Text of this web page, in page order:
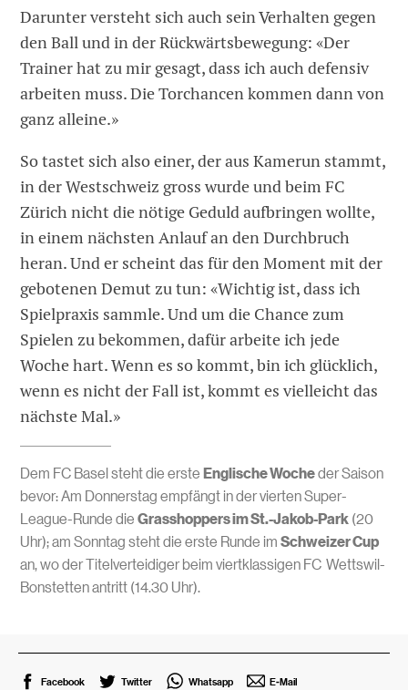
Darunter versteht sich auch sein Verhalten gegen
den Ball und in der Rückwärtsbewegung: «Der
Trainer hat zu mir gesagt, dass ich auch defensiv
arbeiten muss. Die Torchancen kommen dann von
ganz alleine.»
So tastet sich also einer, der aus Kamerun stammt,
in der Westschweiz gross wurde und beim FC
Zürich nicht die nötige Geduld aufbringen wollte,
in einem nächsten Anlauf an den Durchbruch
heran. Und er scheint das für den Moment mit der
gebotenen Demut zu tun: «Wichtig ist, dass ich
Spielpraxis sammle. Und um die Chance zum
Spielen zu bekommen, dafür arbeite ich jede
Woche hart. Wenn es so kommt, bin ich glücklich,
wenn es nicht der Fall ist, kommt es vielleicht das
nächste Mal.»
Dem FC Basel steht die ersteEnglische Wocheder Saison
bevor: Am Donnerstag empfängt in der vierten Super-
League-Runde dieGrasshoppers im St.-Jakob-Park(20
Uhr); am Sonntag steht die erste Runde imSchweizer Cup
an, wo der Titelverteidiger beim viertklassigen FC Wettswil-
Bonstetten antritt (14.30 Uhr).
Facebook Twitter Whatsapp E-Mail